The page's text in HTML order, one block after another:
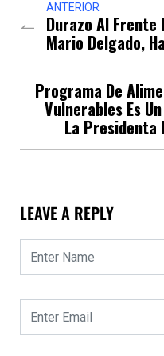
ANTERIOR
Durazo Al Frente
Mario Delgado,
Programa De
Vulnerables Es
La Presidenta
LEAVE A REPLY